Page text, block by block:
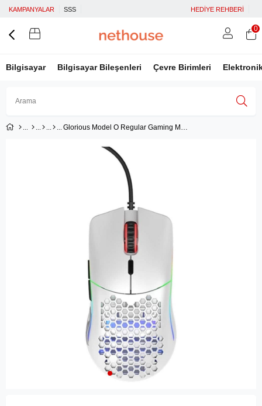
KAMPANYALAR SSS HEDİYE REHBERİ
Bilgisayar Bilgisayar Bileşenleri Çevre Birimleri
Facebook İle Bağlan
0
Glorious Model O Regular Gaming Mouse - Beyaz (GLRGO-WHITE)